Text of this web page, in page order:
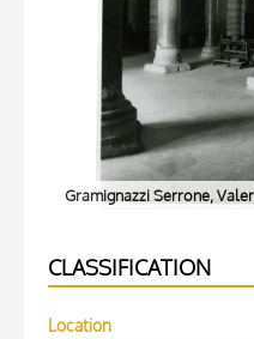
Gramignazzi Serrone,
CLASSIFICATION
Location